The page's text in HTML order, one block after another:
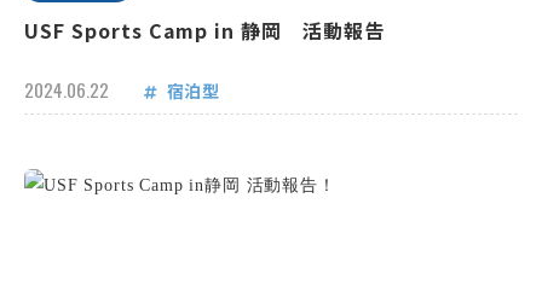
USF Sports Camp in 静岡 活動報告
2024.06.22 宿泊型